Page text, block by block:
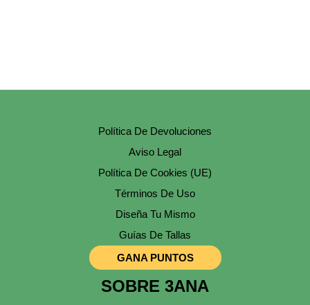
Política De Devoluciones
Aviso Legal
Política De Cookies (UE)
Términos De Uso
Diseña Tu Mismo
Guías De Tallas
GANA PUNTOS
SOBRE 3ANA